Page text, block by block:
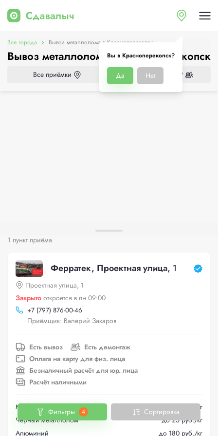
Вы в Красноперекопск?
Да Нет
Все города Вывоз металлолома в Красноперекопск
Вывоз металлолома в Красноперекопск
Все приёмки Нужен демонтаж?
1 пункт приёма
Ферратек, Проектная улица, 1
Проектная улица, 1
Закрыто откроется в пн 09:00
+7 (797) 876-00-46
Приёмщик: Валерий Захаров
Есть вывоз
Есть демонтаж
Оплата на карту для физ. лица
Безналичный расчёт для юр. лица
Расчёт наличными
Медь
до 665 руб./кг
Черный металлолом
до 25 руб./кг
Алюминий
до 180 руб./кг
Фильтры 4 Сортировка